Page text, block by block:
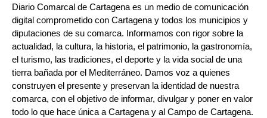
Diario Comarcal de Cartagena es un medio de comunicación
digital comprometido con Cartagena y todos los municipios y
diputaciones de su comarca. Informamos con rigor sobre la
actualidad, la cultura, la historia, el patrimonio, la gastronomía,
el turismo, las tradiciones, el deporte y la vida social de una
tierra bañada por el Mediterráneo. Damos voz a quienes
construyen el presente y preservan la identidad de nuestra
comarca, con el objetivo de informar, divulgar y poner en valor
todo lo que hace única a Cartagena y al Campo de Cartagena.